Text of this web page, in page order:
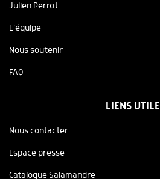
Julien Perrot
L'équipe
Nous soutenir
FAQ
LIENS
Nous contacter
Espace presse
Catalogue Salamandre